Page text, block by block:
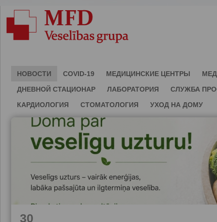
НОВОСТИ COVID-19 МЕДИЦИНСКИЕ ЦЕНТРЫ
ДНЕВНОЙ СТАЦИОНАР
ЛАБОРАТОРИЯ
СЛУЖБА
КАРДИОЛОГИЯ
СТОМАТОЛОГИЯ УХОД НА ДОМУ
30